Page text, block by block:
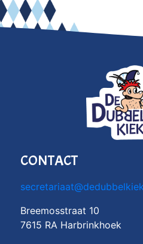
CONTACT
Breemosstraat 10
7615 RA Harbrinkhoek